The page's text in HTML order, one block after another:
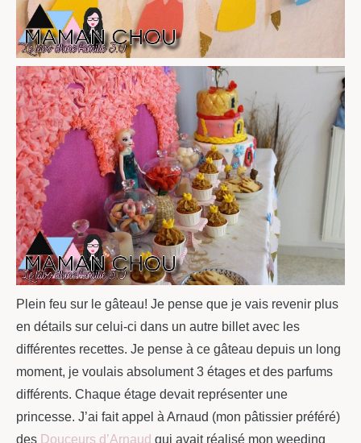
Plein feu sur le gâteau! Je pense que je vais revenir plus
en détails sur celui-ci dans un autre billet avec les
différentes recettes. Je pense à ce gâteau depuis un long
moment, je voulais absolument 3 étages et des parfums
différents. Chaque étage devait représenter une
princesse. J’ai fait appel à Arnaud (mon pâtissier préféré)
des Douceurs d’Arnaud qui avait réalisé mon weeding